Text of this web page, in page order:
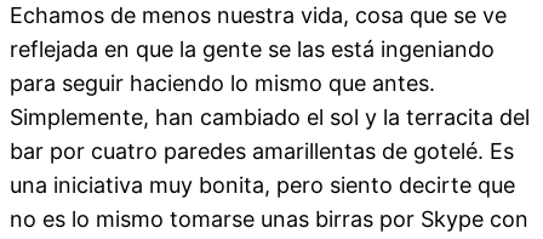
Echamos de menos nuestra vida, cosa que se ve
reflejada en que la gente se las está ingeniando
para seguir haciendo lo mismo que antes.
Simplemente, han cambiado el sol y la terracita del
bar por cuatro paredes amarillentas de gotelé. Es
una iniciativa muy bonita, pero siento decirte que
no es lo mismo tomarse unas birras por Skype con